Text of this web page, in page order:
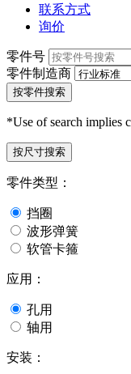
联系方式
询价
零件号
零件制造商
按零件搜索
*Use of search implies
按尺寸搜索
零件类型：
挡圈
波形弹簧
软管卡箍
应用：
孔用
轴用
安装：